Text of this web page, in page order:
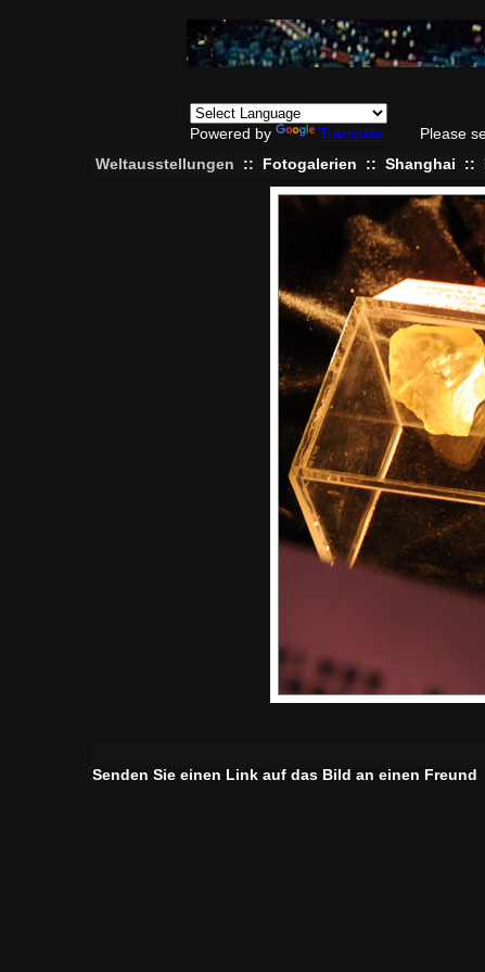
Powered by Translate Please
Weltausstellungen :: Fotogalerien :: Shanghai ::
Senden Sie einen Link auf das Bild an einen Freund